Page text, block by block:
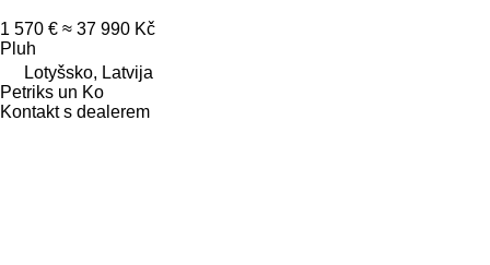
1 570 € ≈ 37 990 Kč
Pluh
Lotyšsko, Latvija
Petriks un Ko
Kontakt s dealerem